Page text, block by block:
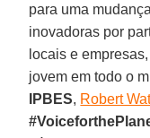
para uma
inovadoras por
locais e
jovem em todo o
IPBES, Robert